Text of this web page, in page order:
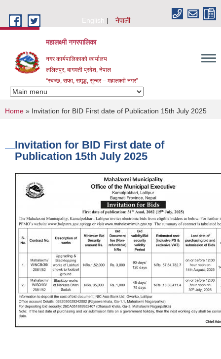
English
नेपाली
महालक्ष्मी नगरपालिका
नगर कार्यपालिकाको कार्यालय
ललितपुर, बागमती प्रदेश, नेपाल
“स्वच्छ, सफा, समृद्ध, सुन्दर – महालक्ष्मी नगर”
You are here
Home » Invitation for BID First date of Publication 15th July 2025
Invitation for BID First date of
Publication 15th July 2025